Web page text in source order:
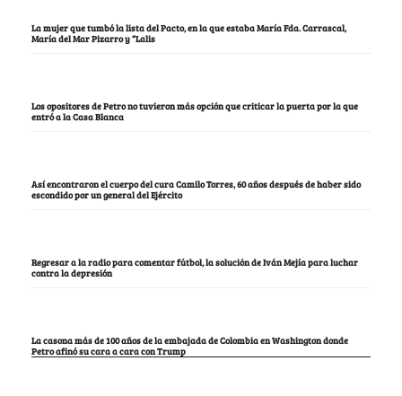
La mujer que tumbó la lista del Pacto, en la que estaba María Fda. Carrascal,
María del Mar Pizarro y “Lalis
Los opositores de Petro no tuvieron más opción que criticar la puerta por la que
entró a la Casa Blanca
Así encontraron el cuerpo del cura Camilo Torres, 60 años después de haber sido
escondido por un general del Ejército
Regresar a la radio para comentar fútbol, la solución de Iván Mejía para luchar
contra la depresión
La casona más de 100 años de la embajada de Colombia en Washington donde
Petro afinó su cara a cara con Trump